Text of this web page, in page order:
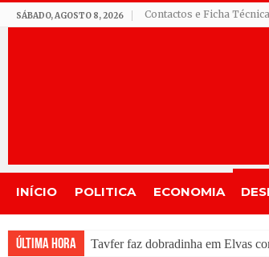
SÁBADO, AGOSTO 8, 2026 Contactos e Ficha Técnica
INÍCIO POLITICA ECONOMIA
Última Hora Incêndio em Fornos de Algodr